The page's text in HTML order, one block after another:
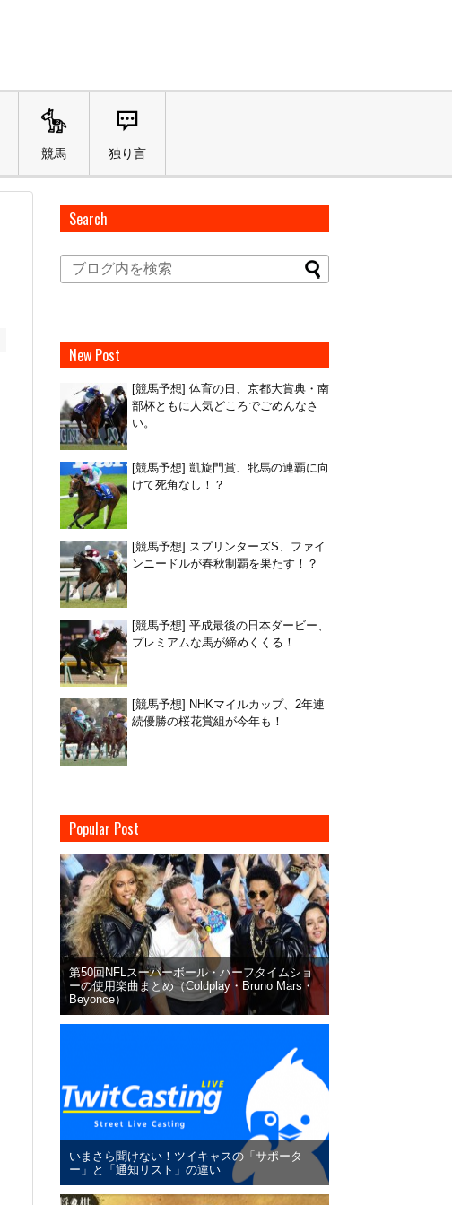
競馬 独り言
Search
New Post
[競馬予想] 体育の日、京都大賞典・南
部杯ともに人気どころでごめんなさ
い。
[競馬予想] 凱旋門賞、牝馬の連覇に向
けて死角なし！？
[競馬予想] スプリンターズS、ファイ
ンニードルが春秋制覇を果たす！？
[競馬予想] 平成最後の日本ダービー、
プレミアムな馬が締めくくる！
[競馬予想] NHKマイルカップ、2年連
続優勝の桜花賞組が今年も！
Popular Post
第50回NFLスーパーボール・ハーフタイムショ
ーの使用楽曲まとめ（Coldplay・Bruno Mars・
Beyonce）
いまさら聞けない！ツイキャスの「サポータ
ー」と「通知リスト」の違い